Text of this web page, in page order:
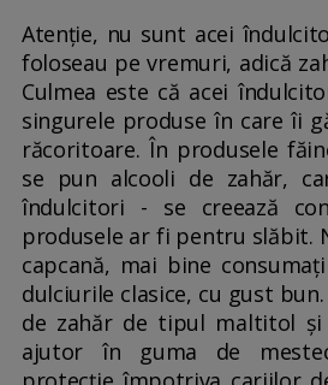
Atenție, nu sunt acei
foloseau pe vremuri, adică
Culmea este că acei
singurele produse în care îi
răcoritoare. În produsele
se pun alcooli de zahăr,
îndulcitori - se creează
produsele ar fi pentru slăbit.
capcană, mai bine
dulciurile clasice, cu gust
de zahăr de tipul maltitol
ajutor în guma de